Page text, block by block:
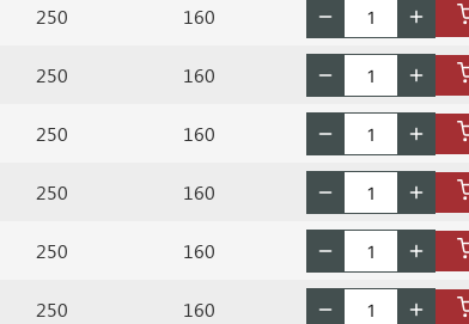
250 160
250 160
250 160
250 160
250 160
250 160